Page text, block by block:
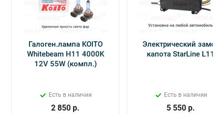
Галоген.лампа KOITO
Whitebeam H11 4000K
12V 55W (компл.)
Есть в наличии
2 850 р.
Электрический замок
капота StarLine L11
Есть в наличии
5 550 р.